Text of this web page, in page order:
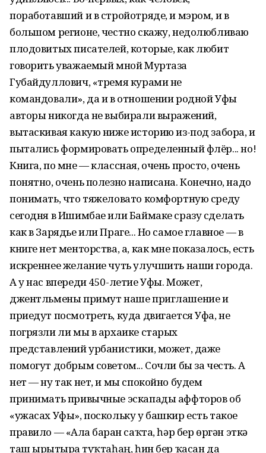
поработавший и в стройотряде, и мэром, и в
большом регионе, честно скажу, недолюбливаю
плодовитых писателей, которые, как любит
говорить уважаемый мной Муртаза
Губайдуллович, «тремя курами не
командовали», да и в отношении родной Уфы
авторы никогда не выбирали выражений,
вытаскивая какую ниже историю из-под забора, и
пытались формировать определенный флёр... но!
Книга, по мне — классная, очень просто, очень
понятно, очень полезно написана. Конечно, надо
понимать, что тяжеловато комфортную среду
сегодня в Ишимбае или Баймаке сразу сделать
как в Зарядье или Праге... Но самое главное — в
книге нет менторства, а, как мне показалось, есть
искреннее желание чуть улучшить наши города.
А у нас впереди 450-летие Уфы. Может,
джентльмены примут наше приглашение и
приедут посмотреть, куда двигается Уфа, не
погрязли ли мы в архаике старых
представлений урбанистики, может, даже
помогут добрым советом... Сочли бы за честь. А
нет — ну так нет, и мы спокойно будем
принимать привычные эскапады аффторов об
«ужасах Уфы», поскольку у башкир есть такое
правило — «Алға барған саҡта, һәр бер өргән эткә
таш ырғытырға туҡтаһаң, һин бер ҡасан да